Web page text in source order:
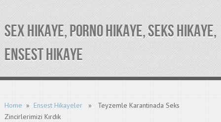
SEX HIKAYE, PORNO HIKAYE, SEKS HIKAYE,
ENSEST HIKAYE
Home » Ensest Hikayeler» Teyzemle Karantinada Seks
Zincirlerimizi Kırdık